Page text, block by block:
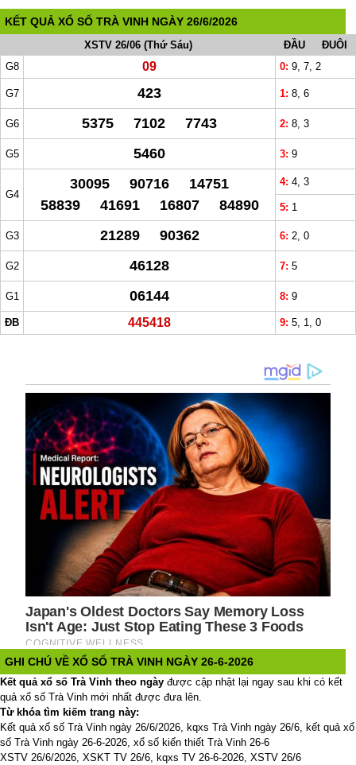
KẾT QUẢ XỔ SỐ TRÀ VINH NGÀY 26/6/2026
XSTV 26/06 (Thứ Sáu) ĐẦU
ĐUÔI
G8
09 0: 9, 7, 2
G7 423 1: 8, 6
G6 5375 7102 7743 2: 8, 3
G5 5460 3: 9
G4
30095 90716 14751
58839 41691 16807 84890
4: 4, 3
5: 1
G3 21289 90362 6: 2, 0
G2 46128 7: 5
G1 06144 8: 9
ĐB 445418 9: 5, 1, 0
GHI CHÚ VỀ XỔ SỐ TRÀ VINH NGÀY 26-6-2026
Kết quả xổ số Trà Vinh theo ngày được cập nhật lại ngay sau khi có kết
quả xổ số Trà Vinh mới nhất được đưa lên.
Từ khóa tìm kiếm trang này:
Kết quả xổ số Trà Vinh ngày 26/6/2026, kqxs Trà Vinh ngày 26/6, kết quả xổ
số Trà Vinh ngày 26-6-2026, xổ số kiến thiết Trà Vinh 26-6
XSTV 26/6/2026, XSKT TV 26/6, kqxs TV 26-6-2026, XSTV 26/6